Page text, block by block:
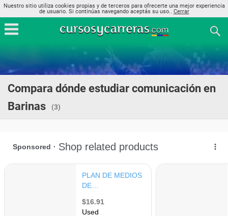
Nuestro sitio utiliza cookies propias y de terceros para ofrecerte una mejor experiencia
de usuario. Si continúas navegando aceptás su uso.. Cerrar
Compara dónde estudiar comunicación en
Barinas
(3)